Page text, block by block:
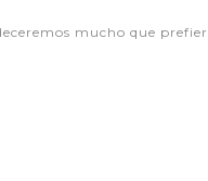
mucho que